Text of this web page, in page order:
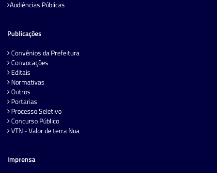
Audiências Públicas
Publicações
Convênios da Prefeitura
Convocações
Editais
Normativas
Outros
Portarias
Processo Seletivo
Concurso Público
VTN - Valor de terra Nua
Imprensa